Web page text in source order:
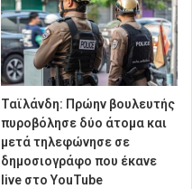
Ταϊλάνδη: Πρώην βουλευτής
πυροβόλησε δύο άτομα και
μετά τηλεφώνησε σε
δημοσιογράφο που έκανε
live στο YouTube